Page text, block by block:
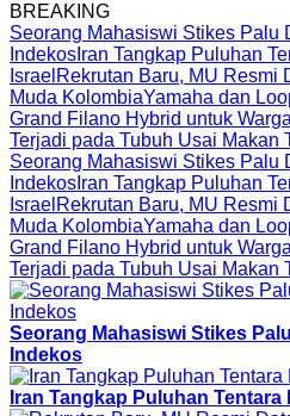
BREAKING
Seorang Mahasiswi Stikes Palu
Indekos Iran Tangkap Puluhan
Israel Rekrutan Baru, MU Resmi
Muda KolombiaYamaha dan
Grand Filano Hybrid untuk
Terjadi pada Tubuh Usai Makan
Seorang Mahasiswi Stikes Palu
Indekos Iran Tangkap Puluhan
Israel Rekrutan Baru, MU Resmi
Muda KolombiaYamaha dan
Grand Filano Hybrid untuk
Terjadi pada Tubuh Usai Makan
Seorang Mahasiswi Stikes
Indekos
Iran Tangkap Puluhan Tentara